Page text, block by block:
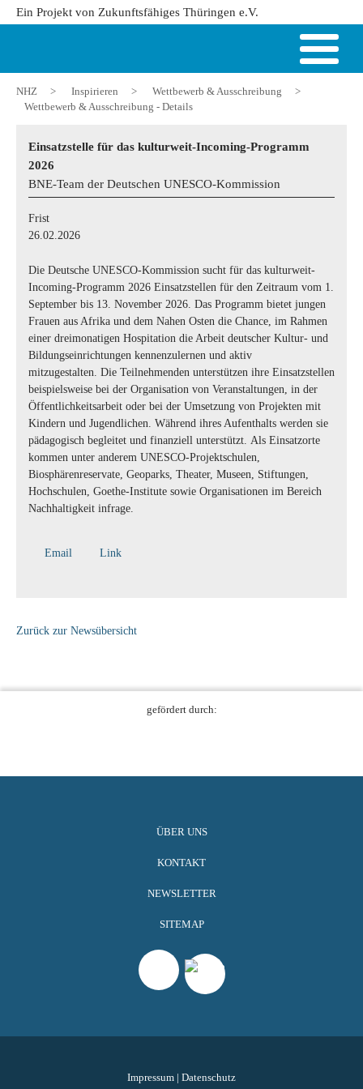
Ein Projekt von Zukunftsfähiges Thüringen e.V.
NHZ > Inspirieren > Wettbewerb & Ausschreibung
>
Wettbewerb & Ausschreibung - Details
Einsatzstelle für das kulturweit-Incoming-Programm
2026
BNE-Team der Deutschen UNESCO-Kommission
Frist
26.02.2026
Die Deutsche UNESCO-Kommission sucht für das kulturweit-
Incoming-Programm 2026 Einsatzstellen für den Zeitraum vom 1.
September bis 13. November 2026. Das Programm bietet jungen
Frauen aus Afrika und dem Nahen Osten die Chance, im Rahmen
einer dreimonatigen Hospitation die Arbeit deutscher Kultur- und
Bildungseinrichtungen kennenzulernen und aktiv
mitzugestalten. Die Teilnehmenden unterstützen ihre Einsatzstellen
beispielsweise bei der Organisation von Veranstaltungen, in der
Öffentlichkeitsarbeit oder bei der Umsetzung von Projekten mit
Kindern und Jugendlichen. Während ihres Aufenthalts werden sie
pädagogisch begleitet und finanziell unterstützt. Als Einsatzorte
kommen unter anderem UNESCO-Projektschulen,
Biosphärenreservate, Geoparks, Theater, Museen, Stiftungen,
Hochschulen, Goethe-Institute sowie Organisationen im Bereich
Nachhaltigkeit infrage.
Email Link
Zurück zur Newsübersicht
gefördert durch:
ÜBER UNS
KONTAKT
NEWSLETTER
SITEMAP
Impressum Datenschutz